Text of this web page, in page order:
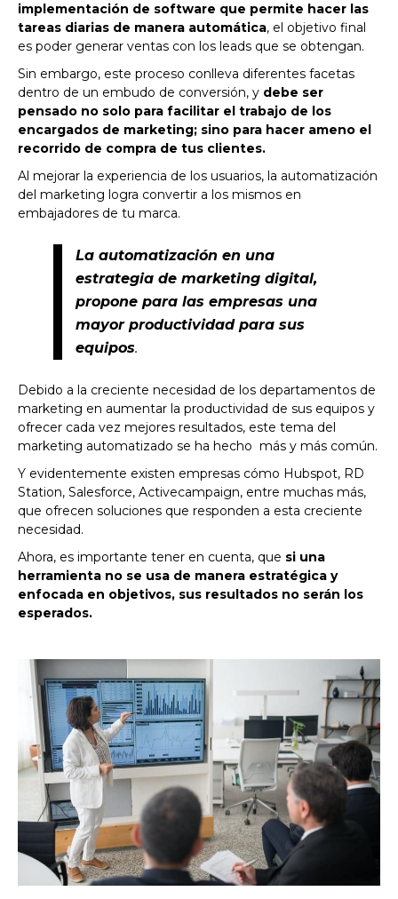
implementación de software que permite hacer las
tareas diarias de manera automática, el objetivo final
es poder generar ventas con los leads que se obtengan.
Sin embargo, este proceso conlleva diferentes facetas
dentro de un embudo de conversión, y debe ser
pensado no solo para facilitar el trabajo de los
encargados de marketing; sino para hacer ameno el
recorrido de compra de tus clientes.
Al mejorar la experiencia de los usuarios, la automatización
del marketing logra convertir a los mismos en
embajadores de tu marca.
La automatización en una
estrategia de marketing digital,
propone para las empresas una
mayor productividad para sus
equipos.
Debido a la creciente necesidad de los departamentos de
marketing en aumentar la productividad de sus equipos y
ofrecer cada vez mejores resultados, este tema del
marketing automatizado se ha hecho más y más común.
Y evidentemente existen empresas cómo Hubspot, RD
Station, Salesforce, Activecampaign, entre muchas más,
que ofrecen soluciones que responden a esta creciente
necesidad.
Ahora, es importante tener en cuenta, que si una
herramienta no se usa de manera estratégica y
enfocada en objetivos, sus resultados no serán los
esperados.